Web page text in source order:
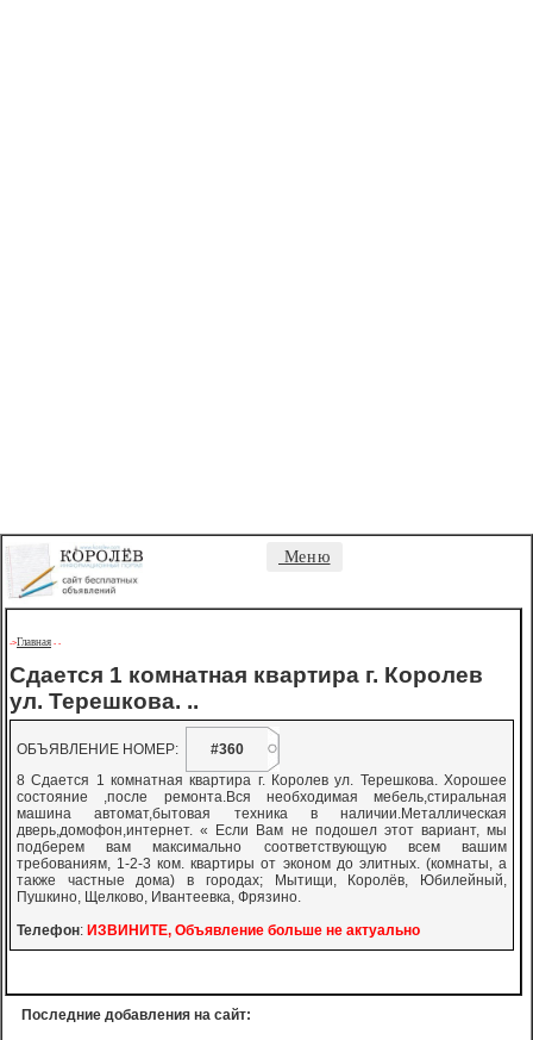
Меню
->Главная - -
Сдается 1 комнатная квартира г. Королев
ул. Терешкова. ..
ОБЪЯВЛЕНИЕ НОМЕР:
#360
8 Сдается 1 комнатная квартира г. Королев ул. Терешкова. Хорошее
состояние ,после ремонта.Вся необходимая мебель,стиральная
машина автомат,бытовая техника в наличии.Металлическая
дверь,домофон,интернет. « Если Вам не подошел этот вариант, мы
подберем вам максимально соответствующую всем вашим
требованиям, 1-2-3 ком. квартиры от эконом до элитных. (комнаты, а
также частные дома) в городах; Мытищи, Королёв, Юбилейный,
Пушкино, Щелково, Ивантеевка, Фрязино.
Телефон: ИЗВИНИТЕ, Объявление больше не актуально
Последние добавления на сайт: